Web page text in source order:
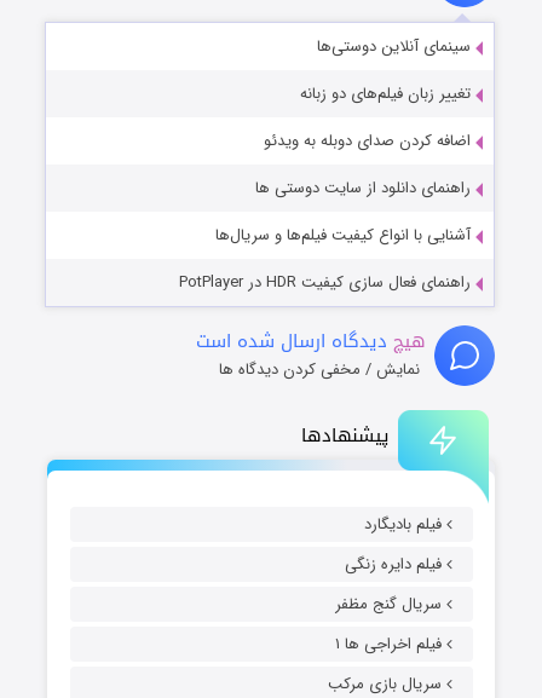
پیشنهادها
فیلم بادیگارد
فیلم دایره زنگی
سریال گنج مظفر
فیلم اخراجی ها ۱
سریال بازی مرکب
سینمای آنلاین دوستی‌ها
تغییر زبان فیلم‌های دو زبانه
اضافه کردن صدای دوبله به ویدئو
راهنمای دانلود از سایت دوستی ها
آشنایی با انواع کیفیت فیلم‌ها و سریال‌ها
راهنمای فعال سازی کیفیت HDR در PotPlayer
هیچ دیدگاه ارسال شده است
نمایش / مخفی کردن دیدگاه ها